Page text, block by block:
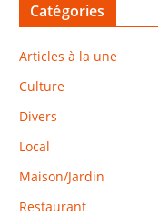
Catégories
Articles à la une
Culture
Divers
Local
Maison/Jardin
Restaurant